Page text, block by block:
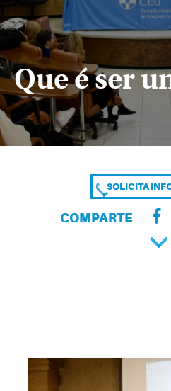
Que é ser
SOLICITA
COMPARTE